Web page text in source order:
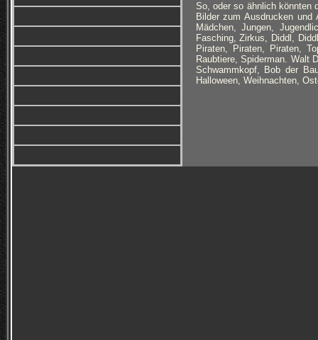
So, oder so ähnlich könnten
Bilder zum Ausdrucken und
Mädchen, Jungen,
Fasching, Zirkus, Diddl,
Piraten, Piraten, Piraten,
Raubtiere, Spiderman. Walt
Schwammkopf, Bob der
Halloween, Weihnachten,